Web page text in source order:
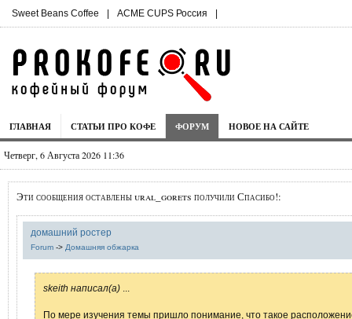
Sweet Beans Coffee | ACME CUPS Россия |
ГЛАВНАЯ СТАТЬИ ПРО КОФЕ ФОРУМ НОВОЕ НА САЙТЕ
Четверг, 6 Августа 2026 11:36
Эти сообщения оставлены ural_gorets получили Спасибо!:
домашний ростер
Forum -> Домашняя обжарка
skeith написал(а)
По мере изучения темы пришло понимание, что такое